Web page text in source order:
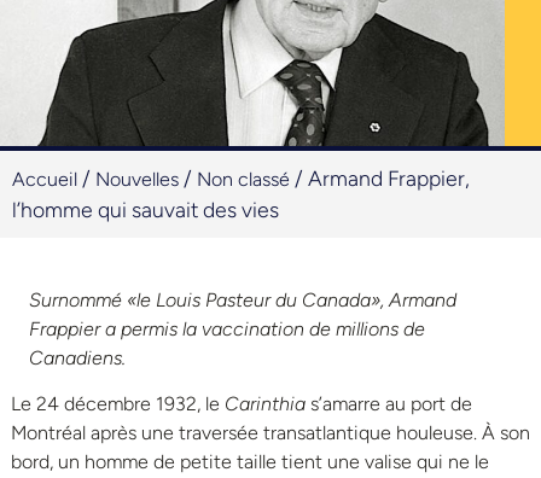
Accueil / Nouvelles / Non classé / Armand Frappier,
l’homme qui sauvait des vies
Surnommé «le Louis Pasteur du Canada», Armand
Frappier a permis la vaccination de millions de
Canadiens.
Le 24 décembre 1932, le Carinthia s’amarre au port de
Montréal après une traversée transatlantique houleuse. À son
bord, un homme de petite taille tient une valise qui ne le